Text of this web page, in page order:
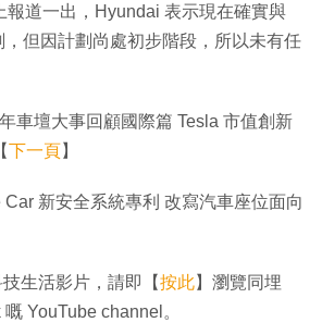
報道一出，Hyundai 表示現在確實與
但因計劃尚處初步階段，所以未有任
車壇大事回顧國際篇 Tesla 市值創新
下一頁】
Car 新安全系統專利 改寫汽車座位面向
生活影片，請即【按此】瀏覽同埋
YouTube channel。